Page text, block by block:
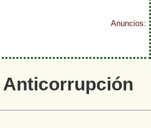
Anuncios: